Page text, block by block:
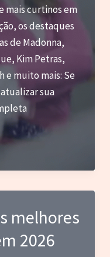
mais curtinos em
os destaques
de Madonna,
Kim Petras,
e muito mais: Se
sua
melhores
2026